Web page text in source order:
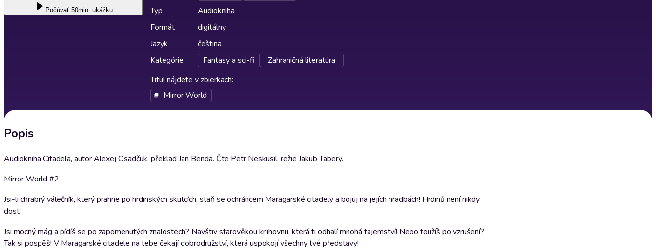
Počúvať 50min. ukážku
Typ
Audiokniha
Formát
digitálny
Jazyk
čeština
Kategórie
Fantasy a sci-fi
Zahraničná literatúra
Titul nájdete v zbierkach:
Mirror World
Popis
Audiokniha Citadela, autor Alexej Osadčuk, překlad Jan Benda. Čte Petr Neskusil, režie Jakub Tabery.
Mirror World #2
Jsi-li chrabrý válečník, který prahne po hrdinských skutcích, staň se ochráncem Maragarské citadely a bojuj na jejích hradbách! Hrdinů není nikdy
dost!
Jsi mocný mág a pídíš se po zapomenutých znalostech? Navštiv starověkou knihovnu, která ti odhalí mnohá tajemství! Nebo toužíš po vzrušení?
Tak si pospěš! V Maragarské citadele na tebe čekají dobrodružství, která uspokojí všechny tvé představy!